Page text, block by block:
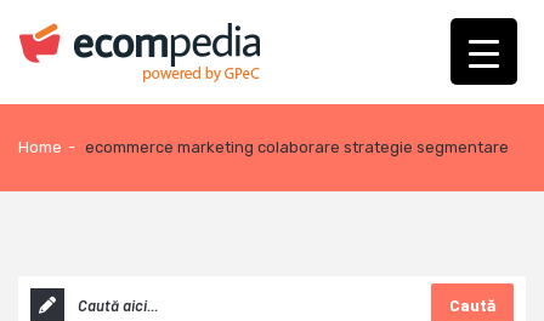
Home - ecommerce marketing colaborare strategie segmentare
Caută